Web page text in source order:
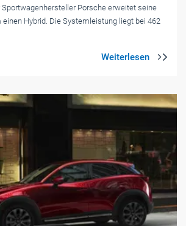
Porsche erweitet seine
einen Hybrid. Die Systemleistung liegt bei 462